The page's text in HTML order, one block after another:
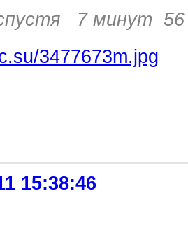
7 минут 56
15:38:46